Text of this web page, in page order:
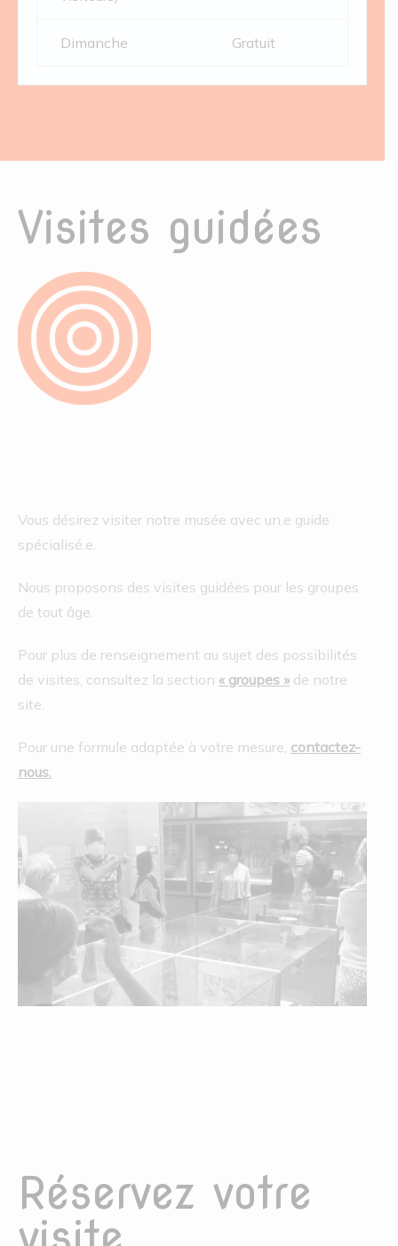
Dimanche Gratuit
Visites guidées
Vous désirez visiter notre musée avec un.e guide
spécialisé.e.
Nous proposons des visites guidées pour les groupes
de tout âge.
Pour plus de renseignement au sujet des possibilités
de visites, consultez la section « groupes »de notre
site.
Pour une formule adaptée à votre mesure, contactez-
nous.
Réservez votre